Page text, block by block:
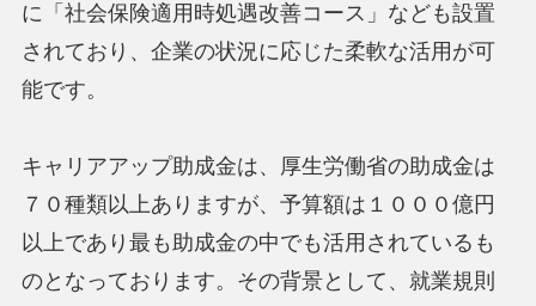
に「社会保険適用時処遇改善コース」なども設置
されており、企業の状況に応じた柔軟な活用が可
能です。
キャリアアップ助成金は、厚生労働省の助成金は
７０種類以上ありますが、予算額は１０００億円
以上であり最も助成金の中でも活用されているも
のとなっております。その背景として、就業規則